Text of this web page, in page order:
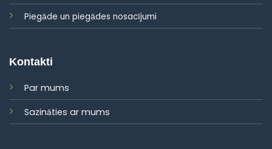
Piegāde un piegādes nosacījumi
Kontakti
Par mums
Sazināties ar mums